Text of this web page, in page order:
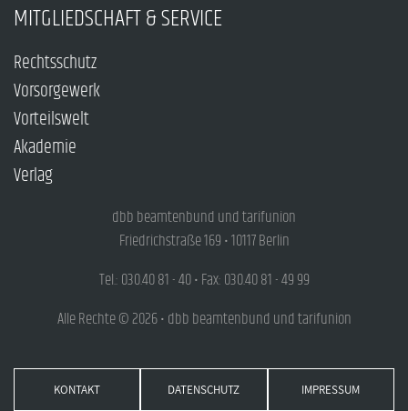
MITGLIEDSCHAFT & SERVICE
Rechtsschutz
Vorsorgewerk
Vorteilswelt
Akademie
Verlag
dbb beamtenbund und tarifunion
Friedrichstraße 169 • 10117 Berlin
Tel.: 030.40 81 - 40 • Fax: 030.40 81 - 49 99
Alle Rechte © 2026 • dbb beamtenbund und tarifunion
KONTAKT DATENSCHUTZ IMPRESSUM